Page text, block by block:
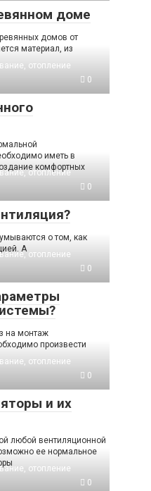
доме
домов от
материал, из
отопление
0
иметь в
комфортных
отопление
0
о том, как
А
отопление
0
на монтаж
произвести
отопление
0
и их
любой вентиляционной
ее нормальное
отопление
0